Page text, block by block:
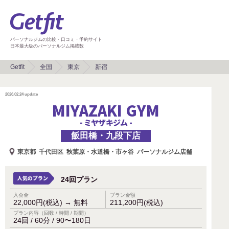
パーソナルジムの比較・口コミ・予約サイト
日本最大級のパーソナルジム掲載数
Getfit 全国 東京 新宿
2026.02.24update
MIYAZAKI GYM
- ミヤザキジム -
飯田橋・九段下店
東京都 千代田区 秋葉原・水道橋・市ヶ谷 パーソナルジム店舗
24回プラン
入会金
22,000円(税込) → 無料
プラン金額
211,200円(税込)
プラン内容（回数 / 時間 / 期間）
24回 / 60分 / 90〜180日